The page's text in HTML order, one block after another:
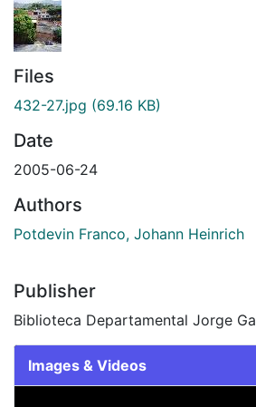
Files
432-27.jpg (69.16 KB)
Date
2005-06-24
Authors
Potdevin Franco, Johann Heinrich
Publisher
Biblioteca Departamental Jorge
Images & Videos